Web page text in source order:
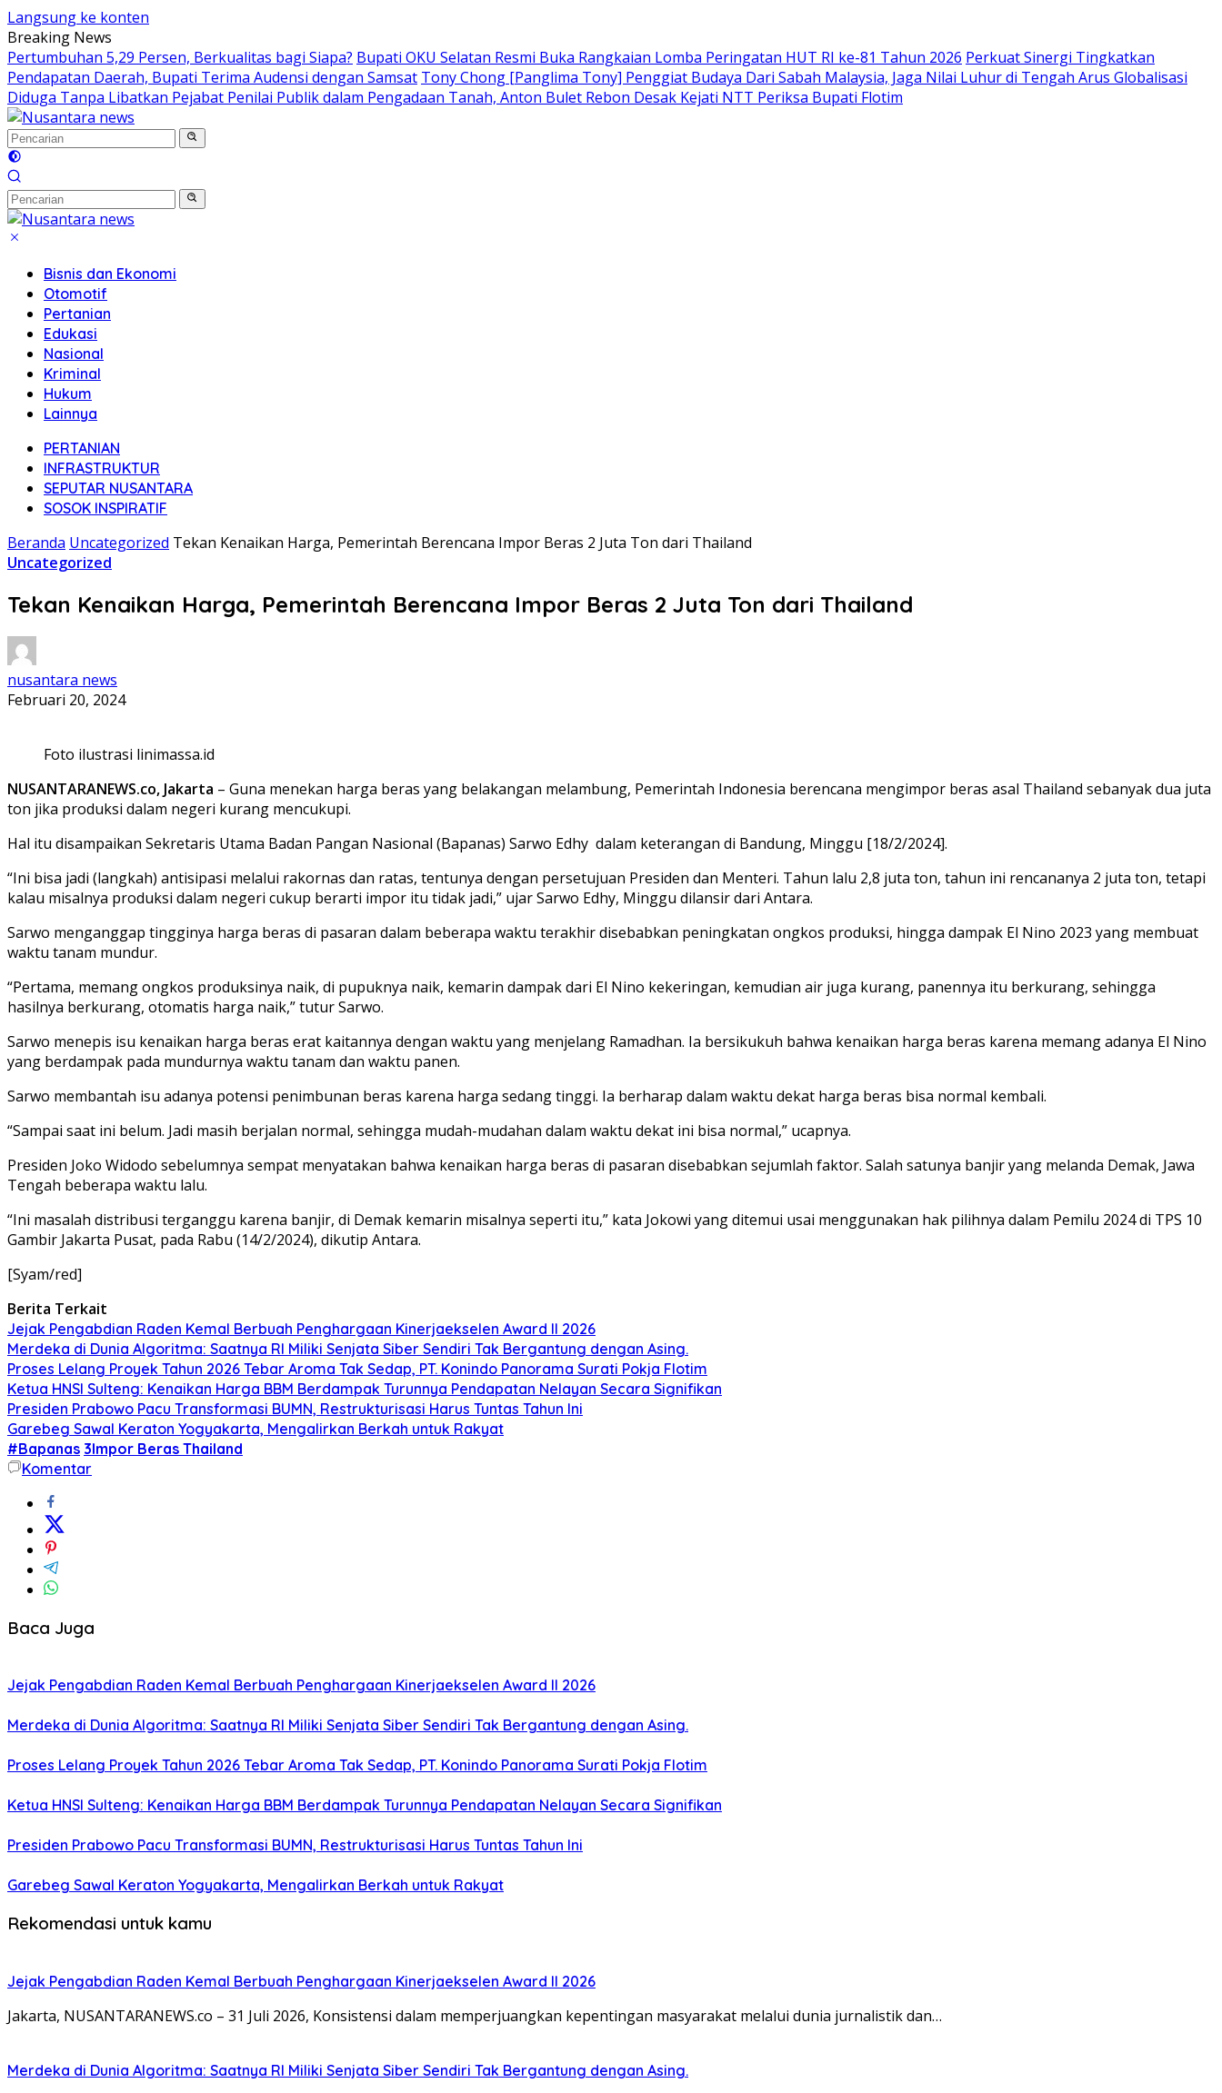
Langsung ke konten
Breaking News
Pertumbuhan 5,29 Persen, Berkualitas bagi Siapa? Bupati OKU Selatan Resmi Buka Rangkaian Lomba Peringatan HUT RI ke-81 Tahun 2026 Perkuat Sinergi Tingkatkan
Pendapatan Daerah, Bupati Terima Audensi dengan Samsat Tony Chong [Panglima Tony] Penggiat Budaya Dari Sabah Malaysia, Jaga Nilai Luhur di Tengah Arus Globalisasi
Diduga Tanpa Libatkan Pejabat Penilai Publik dalam Pengadaan Tanah, Anton Bulet Rebon Desak Kejati NTT Periksa Bupati Flotim
Bisnis dan Ekonomi
Otomotif
Pertanian
Edukasi
Nasional
Kriminal
Hukum
Lainnya
PERTANIAN
INFRASTRUKTUR
SEPUTAR NUSANTARA
SOSOK INSPIRATIF
Beranda Uncategorized Tekan Kenaikan Harga, Pemerintah Berencana Impor Beras 2 Juta Ton dari Thailand
Uncategorized
Tekan Kenaikan Harga, Pemerintah Berencana Impor Beras 2 Juta Ton dari Thailand
nusantara news
Februari 20, 2024
Foto ilustrasi linimassa.id
NUSANTARANEWS.co, Jakarta – Guna menekan harga beras yang belakangan melambung, Pemerintah Indonesia berencana mengimpor beras asal Thailand sebanyak dua juta
ton jika produksi dalam negeri kurang mencukupi.
Hal itu disampaikan Sekretaris Utama Badan Pangan Nasional (Bapanas) Sarwo Edhy dalam keterangan di Bandung, Minggu [18/2/2024].
“Ini bisa jadi (langkah) antisipasi melalui rakornas dan ratas, tentunya dengan persetujuan Presiden dan Menteri. Tahun lalu 2,8 juta ton, tahun ini rencananya 2 juta ton, tetapi
kalau misalnya produksi dalam negeri cukup berarti impor itu tidak jadi,” ujar Sarwo Edhy, Minggu dilansir dari Antara.
Sarwo menganggap tingginya harga beras di pasaran dalam beberapa waktu terakhir disebabkan peningkatan ongkos produksi, hingga dampak El Nino 2023 yang membuat
waktu tanam mundur.
“Pertama, memang ongkos produksinya naik, di pupuknya naik, kemarin dampak dari El Nino kekeringan, kemudian air juga kurang, panennya itu berkurang, sehingga
hasilnya berkurang, otomatis harga naik,” tutur Sarwo.
Sarwo menepis isu kenaikan harga beras erat kaitannya dengan waktu yang menjelang Ramadhan. Ia bersikukuh bahwa kenaikan harga beras karena memang adanya El Nino
yang berdampak pada mundurnya waktu tanam dan waktu panen.
Sarwo membantah isu adanya potensi penimbunan beras karena harga sedang tinggi. Ia berharap dalam waktu dekat harga beras bisa normal kembali.
“Sampai saat ini belum. Jadi masih berjalan normal, sehingga mudah-mudahan dalam waktu dekat ini bisa normal,” ucapnya.
Presiden Joko Widodo sebelumnya sempat menyatakan bahwa kenaikan harga beras di pasaran disebabkan sejumlah faktor. Salah satunya banjir yang melanda Demak, Jawa
Tengah beberapa waktu lalu.
“Ini masalah distribusi terganggu karena banjir, di Demak kemarin misalnya seperti itu,” kata Jokowi yang ditemui usai menggunakan hak pilihnya dalam Pemilu 2024 di TPS 10
Gambir Jakarta Pusat, pada Rabu (14/2/2024), dikutip Antara.
[Syam/red]
Berita Terkait
Jejak Pengabdian Raden Kemal Berbuah Penghargaan Kinerjaekselen Award II 2026
Merdeka di Dunia Algoritma: Saatnya RI Miliki Senjata Siber Sendiri Tak Bergantung dengan Asing.
Proses Lelang Proyek Tahun 2026 Tebar Aroma Tak Sedap, PT. Konindo Panorama Surati Pokja Flotim
Ketua HNSI Sulteng: Kenaikan Harga BBM Berdampak Turunnya Pendapatan Nelayan Secara Signifikan
Presiden Prabowo Pacu Transformasi BUMN, Restrukturisasi Harus Tuntas Tahun Ini
Garebeg Sawal Keraton Yogyakarta, Mengalirkan Berkah untuk Rakyat
#Bapanas 3Impor Beras Thailand
Komentar
Baca Juga
Jejak Pengabdian Raden Kemal Berbuah Penghargaan Kinerjaekselen Award II 2026
Merdeka di Dunia Algoritma: Saatnya RI Miliki Senjata Siber Sendiri Tak Bergantung dengan Asing.
Proses Lelang Proyek Tahun 2026 Tebar Aroma Tak Sedap, PT. Konindo Panorama Surati Pokja Flotim
Ketua HNSI Sulteng: Kenaikan Harga BBM Berdampak Turunnya Pendapatan Nelayan Secara Signifikan
Presiden Prabowo Pacu Transformasi BUMN, Restrukturisasi Harus Tuntas Tahun Ini
Garebeg Sawal Keraton Yogyakarta, Mengalirkan Berkah untuk Rakyat
Rekomendasi untuk kamu
Jejak Pengabdian Raden Kemal Berbuah Penghargaan Kinerjaekselen Award II 2026
Jakarta, NUSANTARANEWS.co – 31 Juli 2026, Konsistensi dalam memperjuangkan kepentingan masyarakat melalui dunia jurnalistik dan…
Merdeka di Dunia Algoritma: Saatnya RI Miliki Senjata Siber Sendiri Tak Bergantung dengan Asing.